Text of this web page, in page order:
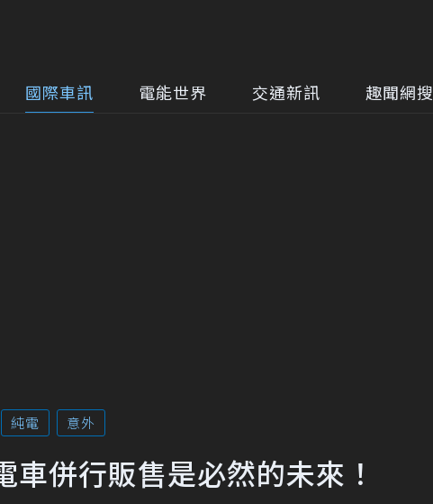
國際車訊 電能世界 交通新訊 趣聞網搜
純電 意外
車併行販售是必然的未來！